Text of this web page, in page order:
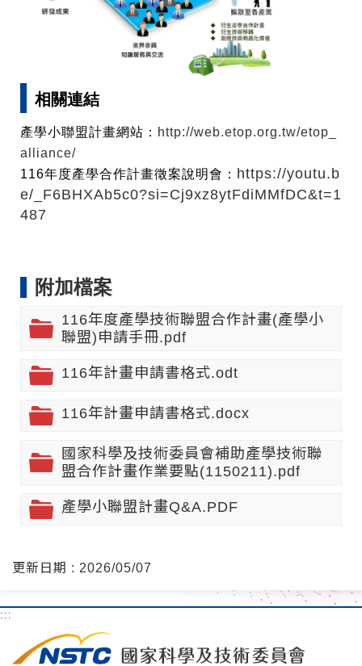
相關連結
產學小聯盟計畫網站 ： http://web.etop.org.tw/etop_
alliance/
116年度產學合作計畫徵案說明會： https://youtu.b
e/_F6BHXAb5c0?si=Cj9xz8ytFdiMMfDC&t=1
487
附加檔案
116年度產學技術聯盟合作計畫(產學小
聯盟)申請手冊.pdf
116年計畫申請書格式.odt
116年計畫申請書格式.docx
國家科學及技術委員會補助產學技術聯
盟合作計畫作業要點(1150211).pdf
產學小聯盟計畫Q&A.PDF
更新日期 : 2026/05/07
:::